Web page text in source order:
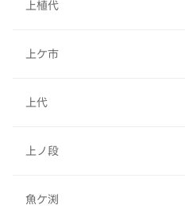
上植代
上ケ市
上代
上ノ段
魚ケ渕